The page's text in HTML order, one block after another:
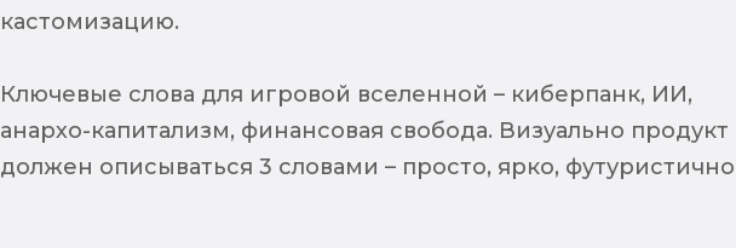
кастомизацию.
Ключевые слова для игровой вселенной – киберпанк, ИИ,
анархо-капитализм, финансовая свобода. Визуально продукт
должен описываться 3 словами – просто, ярко,